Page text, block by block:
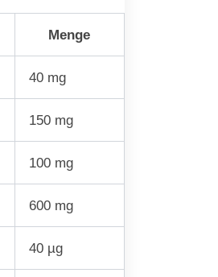
Menge
40 mg
150 mg
100 mg
600 mg
40 µg